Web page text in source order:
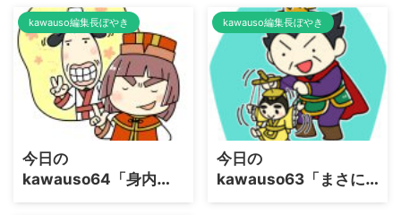
kawauso編集長ぼやき
今日の
kawauso64「身内ホ
イホイ」
kawauso編集長ぼやき
今日の
kawauso63「まさに
ドナドナ」